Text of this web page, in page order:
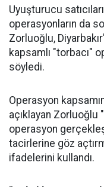
Uyuşturucu
operasyonların da
Zorluoğlu,
kapsamlı "torbacı"
söyledi.
Operasyon
açıklayan Zorluoğlu
operasyon
tacirlerine göz
ifadelerini kullandı.